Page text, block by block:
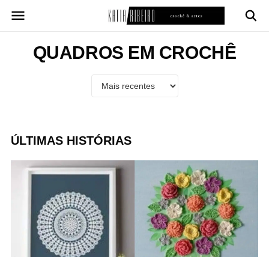
para
conteúdoQUADROS EM CROCHÊ
ÚLTIMAS HISTÓRIAS